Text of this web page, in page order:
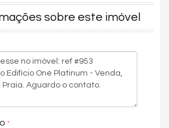
e mobiliado
sobre este imóvel